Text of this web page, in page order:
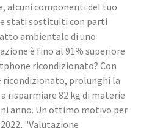
alcuni componenti del tuo
stati sostituiti con parti
ambientale di uno
è fino al 91% superiore
ricondizionato? Con
ricondizionato, prolunghi la
risparmiare 82 kg di materie
anno. Un ottimo motivo per
"Valutazione